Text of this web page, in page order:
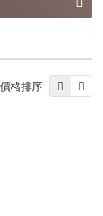
價格排序